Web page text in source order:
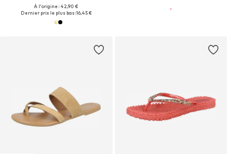
À l'origine : 42,90 €
Dernier prix le plus bas :16,45 €